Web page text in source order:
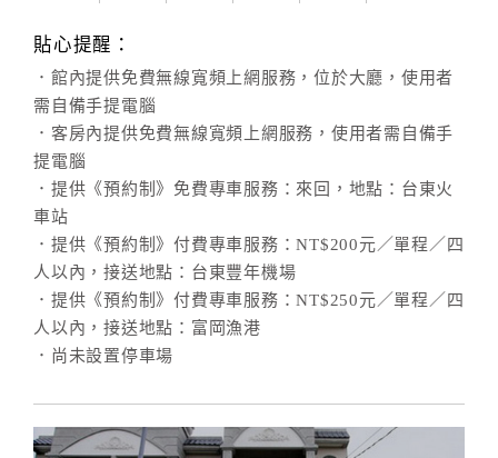
貼心提醒：
．館內提供免費無線寬頻上網服務，位於大廳，使用者
需自備手提電腦
．客房內提供免費無線寬頻上網服務，使用者需自備手
提電腦
．提供《預約制》免費專車服務：來回，地點：台東火
車站
．提供《預約制》付費專車服務：NT$200元／單程／四
人以內，接送地點：台東豐年機場
．提供《預約制》付費專車服務：NT$250元／單程／四
人以內，接送地點：富岡漁港
．尚未設置停車場